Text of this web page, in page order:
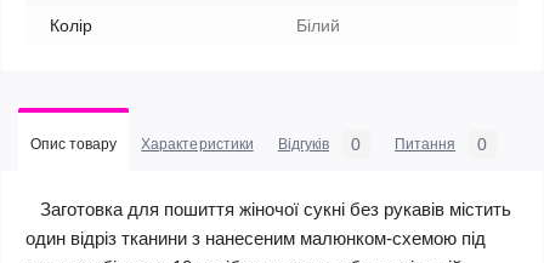
Колір Білий
Опис товару Характеристики Відгуків 0 Питання 0
Заготовка для пошиття жіночої сукні без рукавів містить
один відріз тканини з нанесеним малюнком-схемою під